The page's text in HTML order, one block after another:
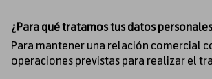
¿Para qué tratamos tus datos
Para mantener una relación comercial
operaciones previstas para realizar el